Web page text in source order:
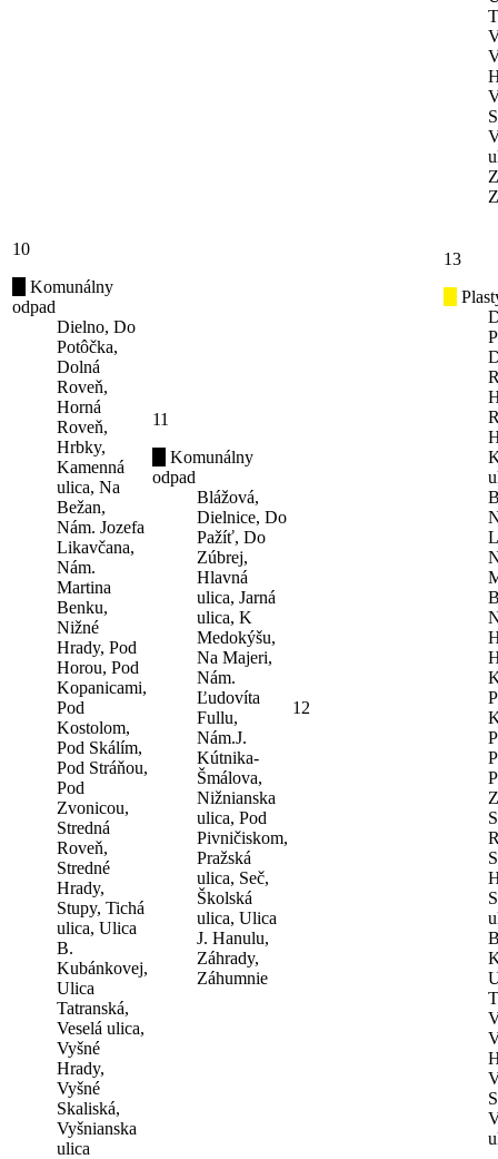
10
Komunálny
odpad
Dielno, Do
Potôčka,
Dolná
Roveň,
Horná
Roveň,
Hrbky,
Kamenná
ulica, Na
Bežan,
Nám. Jozefa
Likavčana,
Nám.
Martina
Benku,
Nižné
Hrady, Pod
Horou, Pod
Kopanicami,
Pod
Kostolom,
Pod Skálím,
Pod Stráňou,
Pod
Zvonicou,
Stredná
Roveň,
Stredné
Hrady,
Stupy, Tichá
ulica, Ulica
B.
Kubánkovej,
Ulica
Tatranská,
Veselá ulica,
Vyšné
Hrady,
Vyšné
Skaliská,
Vyšnianska
ulica
11
Komunálny
odpad
Blážová,
Dielnice, Do
Pažíť, Do
Zúbrej,
Hlavná
ulica, Jarná
ulica, K
Medokýšu,
Na Majeri,
Nám.
Ľudovíta
Fullu,
Nám.J.
Kútnika-
Šmálova,
Nižnianska
ulica, Pod
Pivničiskom,
Pražská
ulica, Seč,
Školská
ulica, Ulica
J. Hanulu,
Záhrady,
Záhumnie
12
13